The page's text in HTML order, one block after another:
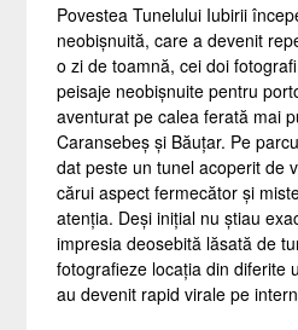
Povestea Tunelului Iubirii
neobișnuită, care a devenit
o zi de toamnă, cei doi
peisaje neobișnuite pentru
aventurat pe calea ferată mai
Caransebeș și Băuțar. Pe
dat peste un tunel acoperit de
cărui aspect fermecător și
atenția. Deși inițial nu știau
impresia deosebită lăsată de
fotografieze locația din diferite
au devenit rapid virale pe